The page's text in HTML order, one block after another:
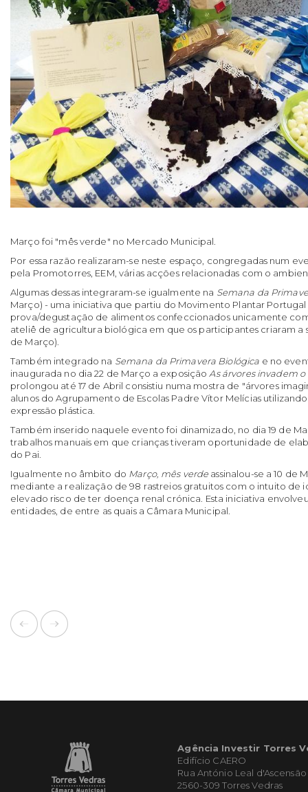
Março foi "mês verde" no Mercado Municipal.
Por essa razão realizaram-se neste espaço, congregadas num
pela Promotorres, EEM, várias acções relacionadas com o
Algumas dessas integraram-se igualmente na Semana da
Março) - uma iniciativa que partiu do Movimento Plantar
prova/degustação de alimentos confeccionados unicamente
ateliê de agricultura biológica em que os participantes criaram a
de Março).
Também integrado na Semana da Primavera Biológica e no
inaugurada no dia 22 de Março a exposição As árvores invadem o
prolongou até 17 de Abril consistiu numa mostra de "árvores
alunos do Agrupamento de Escolas Padre Vítor Melícias
expressão plástica.
Também inserido naquele evento foi dinamizado, no dia 19 de
trabalhos manuais em que crianças tiveram oportunidade de
do Pai.
Igualmente no âmbito do Março, mês verde assinalou-se a 10 de
mediante a realização de 98 rastreios gratuitos com o intuito de
elevado risco de ter doença renal crónica. Esta iniciativa
entidades, de entre as quais a Câmara Municipal.
Agência Investir Torres
Edifício CAERO
Rua António Leal d'Ascensão
2560-309 Torres Vedras